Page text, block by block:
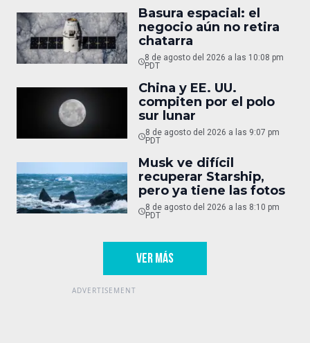
Basura espacial: el
negocio aún no retira
chatarra
8 de agosto del 2026 a las 10:08 pm
PDT
China y EE. UU.
compiten por el polo
sur lunar
8 de agosto del 2026 a las 9:07 pm
PDT
Musk ve difícil
recuperar Starship,
pero ya tiene las fotos
8 de agosto del 2026 a las 8:10 pm
PDT
VER MÁS